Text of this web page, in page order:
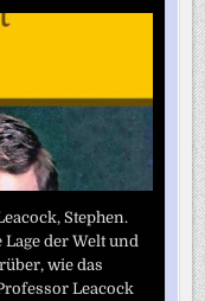
Stephen.
der Welt und
wie das
Leacock